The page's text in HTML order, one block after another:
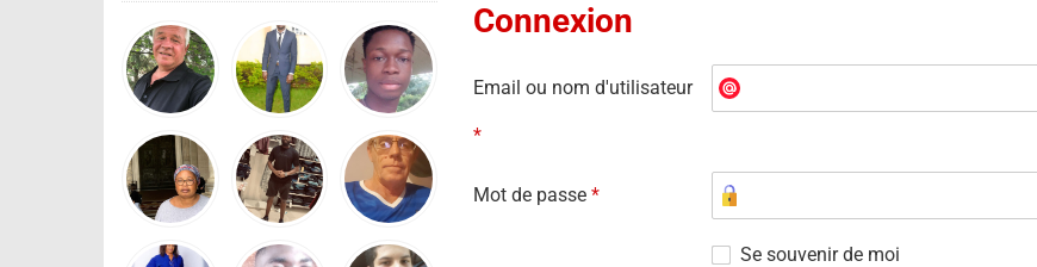
Connexion
Email ou nom d'utilisateur
*
Mot de passe *
Se souvenir de moi